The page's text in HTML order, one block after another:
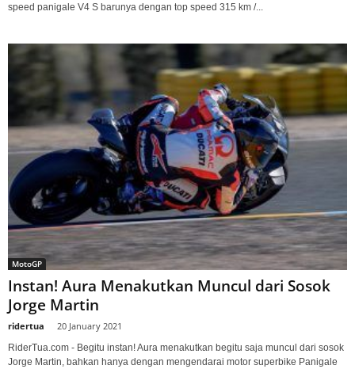
speed panigale V4 S barunya dengan top speed 315 km /...
MotoGP
Instan! Aura Menakutkan Muncul dari Sosok
Jorge Martin
ridertua 20 January 2021
RiderTua.com - Begitu instan! Aura menakutkan begitu saja muncul dari sosok
Jorge Martin, bahkan hanya dengan mengendarai motor superbike Panigale